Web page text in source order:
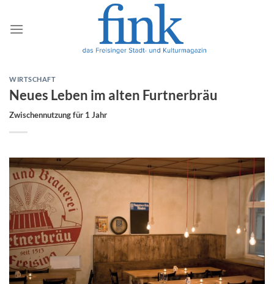
Inhalt
springen
WIRTSCHAFT
Neues Leben im alten Furtnerbräu
Zwischennutzung für 1 Jahr